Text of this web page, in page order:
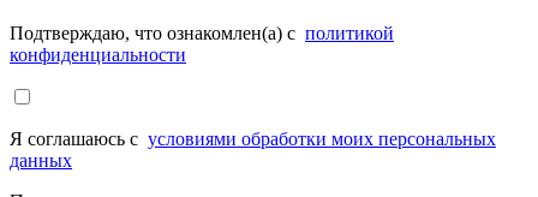
Подтверждаю, что ознакомлен(а) с политикой
конфиденциальности
Я соглашаюсь с условиями обработки моих персональных
данных